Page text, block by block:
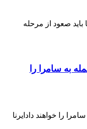
صعود از مرحله
به سامرا را
را خواهند دادایرنا